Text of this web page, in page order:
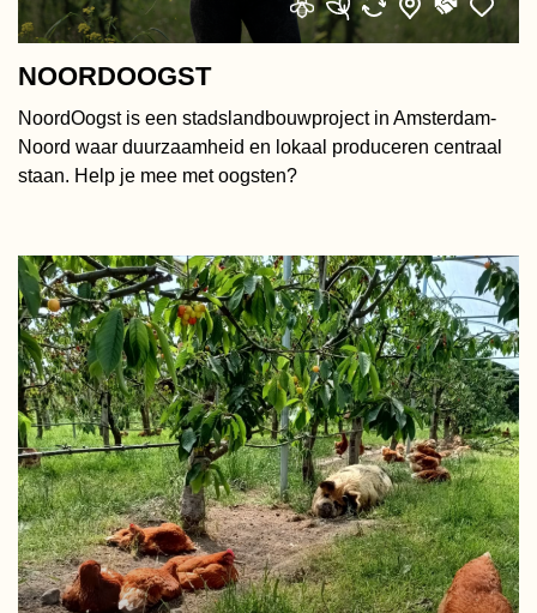
NOORDOOGST
NoordOogst is een stadslandbouwproject in Amsterdam-
Noord waar duurzaamheid en lokaal produceren centraal
staan. Help je mee met oogsten?